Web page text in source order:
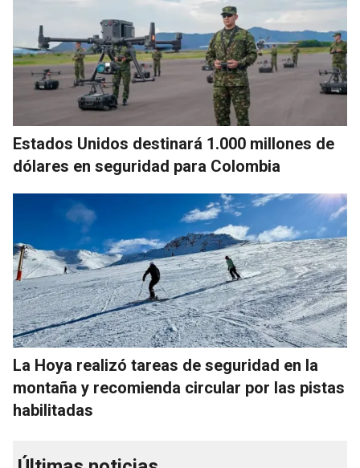
Estados Unidos destinará 1.000 millones de
dólares en seguridad para Colombia
La Hoya realizó tareas de seguridad en la
montaña y recomienda circular por las pistas
habilitadas